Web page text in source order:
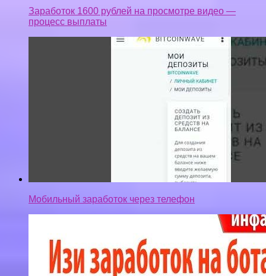
Заработок 1600 рублей на просмотре видео —
процесс выплаты
Мобильный заработок через телефон